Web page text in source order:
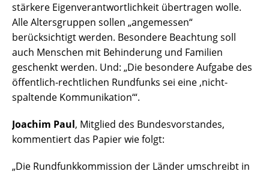
stärkere Eigenverantwortlichkeit übertragen wolle.
Alle Altersgruppen sollen „angemessen“
berücksichtigt werden. Besondere Beachtung soll
auch Menschen mit Behinderung und Familien
geschenkt werden. Und: „Die besondere Aufgabe des
öffentlich-rechtlichen Rundfunks sei eine ‚nicht-
spaltende Kommunikation‘“.
Joachim Paul, Mitglied des Bundesvorstandes,
kommentiert das Papier wie folgt:
„Die Rundfunkkommission der Länder umschreibt in